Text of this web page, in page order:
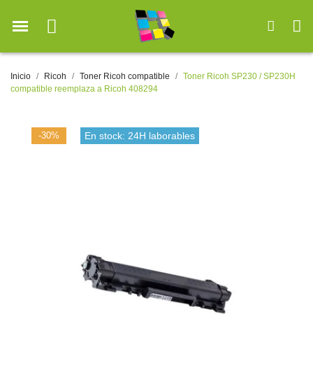
Inicio Ricoh Toner Ricoh compatible
Toner Ricoh SP230 / SP230H
compatible reemplaza a Ricoh 408294
-30% En stock: 24H laborables